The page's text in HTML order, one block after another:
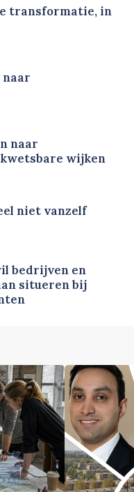
transformatie, in
naar
naar
wijken
niet vanzelf
bedrijven en
situeren bij